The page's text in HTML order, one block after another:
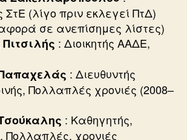
ΣτΕ (λίγο πριν εκλεγεί ΠτΔ)
σε ανεπίσημες λίστες)
: Διοικητής ΑΑΔΕ,
: Διευθυντής
Πολλαπλές χρονιές (2008–
: Καθηγητής,
Πολλαπλές, χρονιές